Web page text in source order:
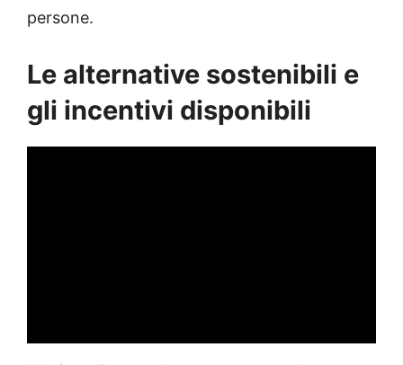
persone.
Le alternative sostenibili e
gli incentivi disponibili